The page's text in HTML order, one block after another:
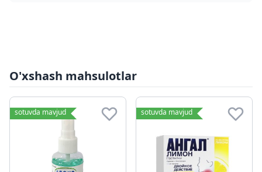
O'xshash mahsulotlar
sotuvda mavjud sotuvda mavjud